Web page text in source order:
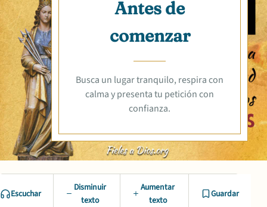
Antes de
comenzar
Busca un lugar tranquilo, respira con
calma y presenta tu petición con
confianza.
Escuchar
Disminuir
texto
Aumentar
texto
Guardar